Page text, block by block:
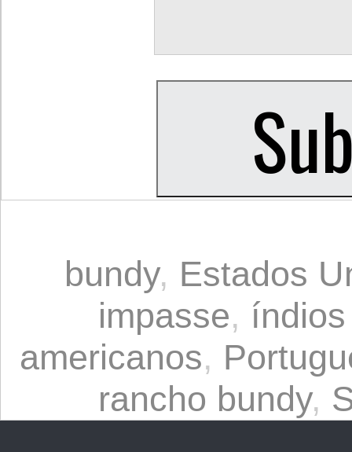
bundy, Estados
impasse,
americanos,
rancho bundy,